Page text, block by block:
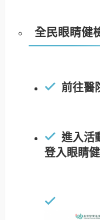
全民眼睛健
前往醫
進入活
登入眼睛